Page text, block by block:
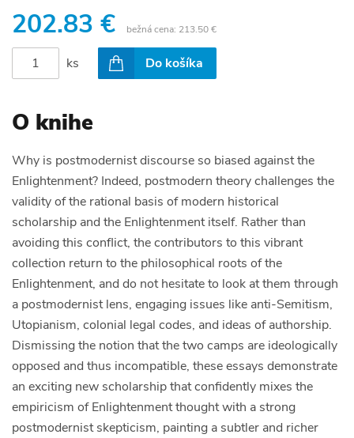
202.83 € bežná cena: 213.50 €
ks Do košíka
O knihe
Why is postmodernist discourse so biased against the
Enlightenment? Indeed, postmodern theory challenges the
validity of the rational basis of modern historical
scholarship and the Enlightenment itself. Rather than
avoiding this conflict, the contributors to this vibrant
collection return to the philosophical roots of the
Enlightenment, and do not hesitate to look at them through
a postmodernist lens, engaging issues like anti-Semitism,
Utopianism, colonial legal codes, and ideas of authorship.
Dismissing the notion that the two camps are ideologically
opposed and thus incompatible, these essays demonstrate
an exciting new scholarship that confidently mixes the
empiricism of Enlightenment thought with a strong
postmodernist skepticism, painting a subtler and richer